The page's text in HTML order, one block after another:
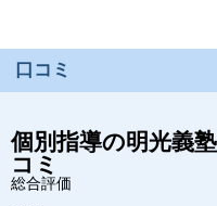
口コミ
個別指導の明光義塾
コミ
総合評価